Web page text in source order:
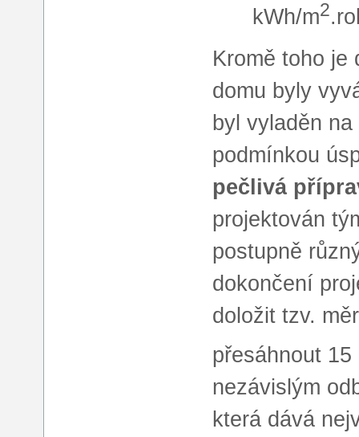
kWh/m2
Kromě toho je
domu byly
byl vyladěn
podmínkou
pečlivá
projektován
postupně
dokončení
doložit tzv.
přesáhnout 15
nezávislým
která dává